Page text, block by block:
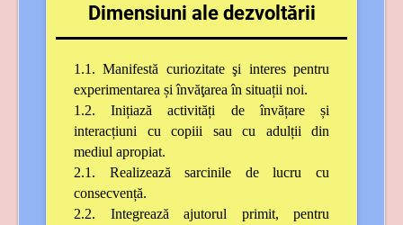
Dimensiuni ale dezvoltării
1.1. Manifestă curiozitate şi interes pentru
experimentarea și învăţarea în situații noi.
1.2. Inițiază activități de învățare și
interacțiuni cu copiii sau cu adulții din
mediul apropiat.
2.1. Realizează sarcinile de lucru cu
consecvență.
2.2. Integrează ajutorul primit, pentru